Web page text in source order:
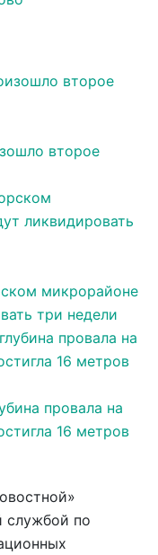
второе
микрорайоне
три недели
провала на
16 метров
службой по